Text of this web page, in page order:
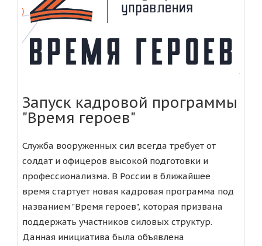
Запуск кадровой программы
"Время героев"
Служба вооруженных сил всегда требует от
солдат и офицеров высокой подготовки и
профессионализма. В России в ближайшее
время стартует новая кадровая программа под
названием "Время героев", которая призвана
поддержать участников силовых структур.
Данная инициатива была объявлена